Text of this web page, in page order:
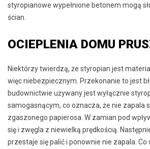
styropianowe wypełnione betonem mogą
ścian.
OCIEPLENIA DOMU
Niektórzy twierdzą, że styropian jest
więc niebezpiecznym. Przekonanie to jest
budownictwie używany jest wyłącznie
samogasnącym, co oznacza, że nie zapala
zgaszonego papierosa. W zamian pod
się i zwęgla z niewielką prędkością.
przestaje się palić i ponownie nie zapala. Co